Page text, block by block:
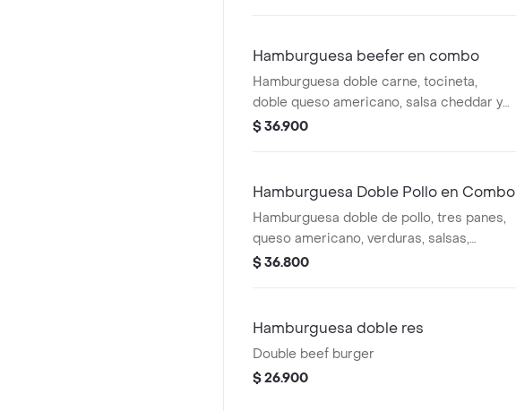
Hamburguesa beefer en combo
Hamburguesa doble carne, tocineta,
doble queso americano, salsa cheddar y
bbq, gaseosa y acompañamiento a
$ 36.900
Hamburguesa Doble Pollo en Combo
Hamburguesa doble de pollo, tres panes,
queso americano, verduras, salsas,
gaseosa y acompañamiento a elección.
$ 36.800
Hamburguesa doble res
Double beef burger
$ 26.900